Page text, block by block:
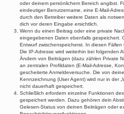
oder deinem persönlichem Bereich angibst.
eindeutiger Benutzername, eine E-Mail-
durch den Betreiber weitere Daten als
dich vor deren Eingabe ersichtlich.
Wenn du einen Beitrag oder eine private
eingegebenen Daten ebenfalls gespeichert.
Entwurf zwischenspeicherst. In diesen
Die IP-Adresse wird weiterhin bei folgenden
Ändern von Beiträgen (dazu zählen Private
an zentralen Profildaten (E-Mail-Adresse,
gescheiterte Anmeldeversuche. Die von
Kennzeichnung (User Agent) wird nur in der
nicht dauerhaft gespeichert.
Schließlich erfordern einzelne Funktionen
gespeichert werden. Dazu gehören dein
Gelesen-Status von deinen Beiträgen oder